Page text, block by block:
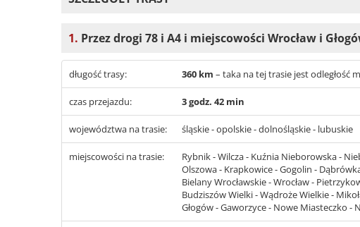
1. Przez drogi 78 i A4 i miejscowości Wrocław i
długość trasy: 360 km – taka na tej trasie jest odległość
czas przejazdu: 3 godz. 42 min
województwa na trasie: śląskie - opolskie - dolnośląskie - lubuskie
miejscowości na trasie:
Rybnik - Wilcza - Kuźnia Nieborowska -
Olszowa - Krapkowice - Gogolin -
Bielany Wrocławskie - Wrocław -
Budziszów Wielki - Wądroże Wielkie -
Głogów - Gaworzyce - Nowe Miasteczko -